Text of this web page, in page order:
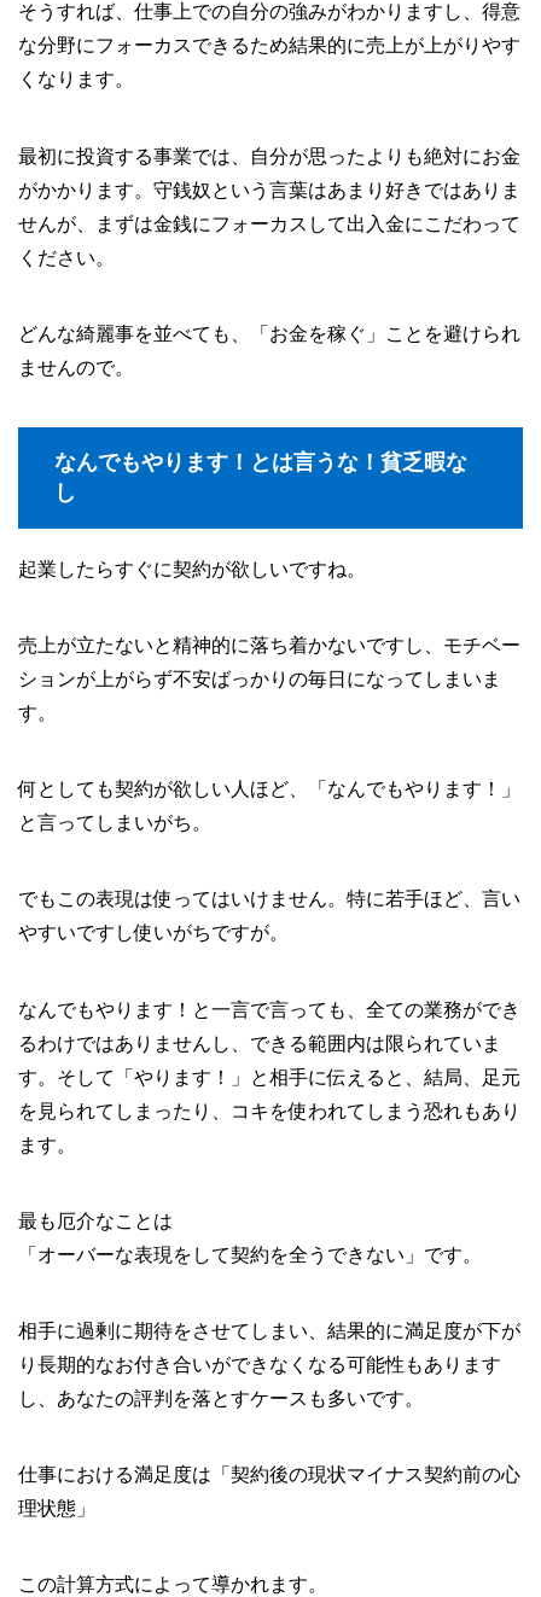
そうすれば、仕事上での自分の強みがわかりますし、得意
な分野にフォーカスできるため結果的に売上が上がりやす
くなります。
最初に投資する事業では、自分が思ったよりも絶対にお金
がかかります。守銭奴という言葉はあまり好きではありま
せんが、まずは金銭にフォーカスして出入金にこだわって
ください。
どんな綺麗事を並べても、「お金を稼ぐ」ことを避けられ
ませんので。
なんでもやります！とは言うな！貧乏暇な
し
起業したらすぐに契約が欲しいですね。
売上が立たないと精神的に落ち着かないですし、モチベー
ションが上がらず不安ばっかりの毎日になってしまいま
す。
何としても契約が欲しい人ほど、「なんでもやります！」
と言ってしまいがち。
でもこの表現は使ってはいけません。特に若手ほど、言い
やすいですし使いがちですが。
なんでもやります！と一言で言っても、全ての業務ができ
るわけではありませんし、できる範囲内は限られていま
す。そして「やります！」と相手に伝えると、結局、足元
を見られてしまったり、コキを使われてしまう恐れもあり
ます。
最も厄介なことは
「オーバーな表現をして契約を全うできない」です。
相手に過剰に期待をさせてしまい、結果的に満足度が下が
り長期的なお付き合いができなくなる可能性もあります
し、あなたの評判を落とすケースも多いです。
仕事における満足度は「契約後の現状マイナス契約前の心
理状態」
この計算方式によって導かれます。